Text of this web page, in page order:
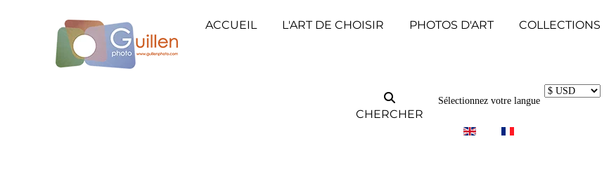
ACCUEIL L'ART DE CHOISIR PHOTOS D'ART COLLECTIONS
CHERCHER
Sélectionnez votre langue